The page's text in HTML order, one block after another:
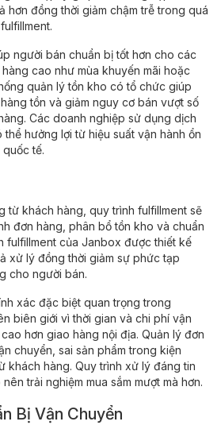
hơn đồng thời giảm chậm trễ trong quá
người bán chuẩn bị tốt hơn cho các
cao như mùa khuyến mãi hoặc
quản lý tồn kho có tổ chức giúp
tồn và giảm nguy cơ bán vượt số
Các doanh nghiệp sử dụng dịch
hưởng lợi từ hiệu suất vận hành ổn
tế.
từ khách hàng, quy trình fulfillment sẽ
đơn hàng, phân bổ tồn kho và chuẩn
fulfillment của Janbox được thiết kế
xử lý đồng thời giảm sự phức tạp
cho người bán.
xác đặc biệt quan trọng trong
biên giới vì thời gian và chi phí vận
hơn giao hàng nội địa. Quản lý đơn
chuyển, sai sản phẩm trong kiện
khách hàng. Quy trình xử lý đáng tin
trải nghiệm mua sắm mượt mà hơn.
Bị Vận Chuyển